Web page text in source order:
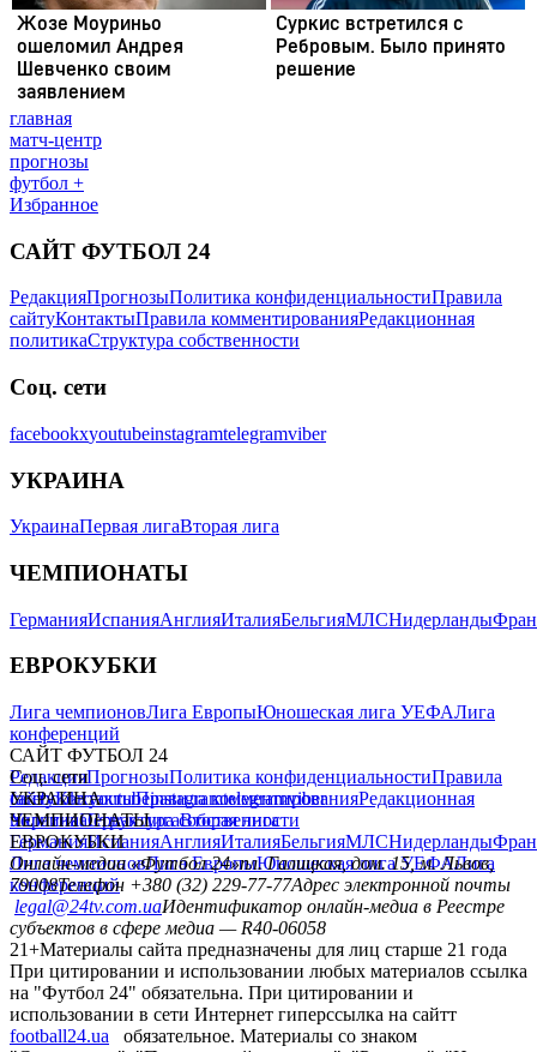
главная
матч-центр
прогнозы
футбол +
Избранное
САЙТ ФУТБОЛ 24
РедакцияПрогнозыПолитика конфиденциальностиПравила
сайтуКонтактыПравила комментированияРедакционная
политикаСтруктура собственности
Соц. сети
facebookxyoutubeinstagramtelegramviber
УКРАИНА
УкраинаПервая лигаВторая лига
ЧЕМПИОНАТЫ
ГерманияИспанияАнглияИталияБельгияМЛСНидерланды
ЕВРОКУБКИ
Лига чемпионовЛига ЕвропыЮношеская лига УЕФАЛига
конференций
САЙТ ФУТБОЛ 24
РедакцияПрогнозыПолитика конфиденциальностиПравила
сайтуКонтактыПравила комментированияРедакционная
политикаСтруктура собственности
Соц. сети
facebookxyoutubeinstagramtelegramviber
УКРАИНА
УкраинаПервая лигаВторая лига
ЧЕМПИОНАТЫ
ГерманияИспанияАнглияИталияБельгияМЛСНидерланды
ЕВРОКУБКИ
Лига чемпионовЛига ЕвропыЮношеская лига УЕФАЛига
конференций
Онлайн-медиа «Футбол 24»пл. Галицкая, дом. 15, м. Львов,
79008Телефон +380 (32) 229-77-77Адрес электронной почты
legal@24tv.com.uaИдентификатор онлайн-медиа в Реестре
субъектов в сфере медиа — R40-06058
21+Материалы сайта предназначены для лиц старше 21 года
При цитировании и использовании любых материалов ссылка
на "Футбол 24" обязательна. При цитировании и
использовании в сети Интернет гиперссылка на сайтт
football24.ua
обязательное. Материалы со знаком